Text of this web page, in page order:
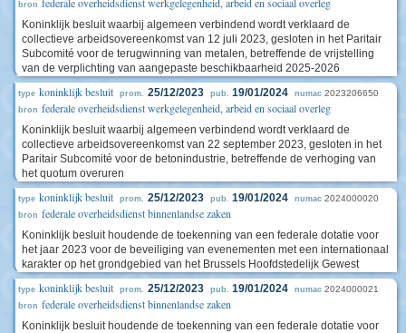
bron
Koninklijk besluit waarbij algemeen verbindend wordt verklaard de
collectieve arbeidsovereenkomst van 12 juli 2023, gesloten in het Paritair
Subcomité voor de terugwinning van metalen, betreffende de vrijstelling
van de verplichting van aangepaste beschikbaarheid 2025-2026
type koninklijk besluit prom. 25/12/2023 pub. 19/01/2024 numac 2023206650
bron federale overheidsdienst werkgelegenheid, arbeid en sociaal overleg
Koninklijk besluit waarbij algemeen verbindend wordt verklaard de
collectieve arbeidsovereenkomst van 22 september 2023, gesloten in het
Paritair Subcomité voor de betonindustrie, betreffende de verhoging van
het quotum overuren
type koninklijk besluit prom. 25/12/2023 pub. 19/01/2024 numac 2024000020
bron federale overheidsdienst binnenlandse zaken
Koninklijk besluit houdende de toekenning van een federale dotatie voor
het jaar 2023 voor de beveiliging van evenementen met een internationaal
karakter op het grondgebied van het Brussels Hoofdstedelijk Gewest
type koninklijk besluit prom. 25/12/2023 pub. 19/01/2024 numac 2024000021
bron federale overheidsdienst binnenlandse zaken
Koninklijk besluit houdende de toekenning van een federale dotatie voor